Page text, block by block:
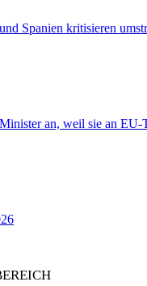
Spanien kritisieren
an, weil sie an